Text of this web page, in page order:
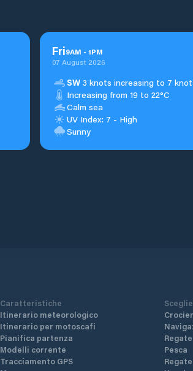
Fri9AM - 1PM
07 August 2026
SW 3 knots increasing to 7
Increasing from 19 to 22°C
Calm sea
UV Index: 7 - High
Sunny
Caratteristiche
Itinerario meteorologico
Itinerario per motoscafi
Pianifica partenza
Modelli corrente
Tracciamento GPS
Regate
Pesca